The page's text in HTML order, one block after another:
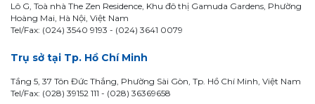
Lô G, Toà nhà The Zen Residence, Khu đô thị Gamuda Gardens, Phường
Hoàng Mai, Hà Nội, Việt Nam
Tel/Fax: (024) 3540 9193 - (024) 3641 0079
Trụ sở tại Tp. Hồ Chí Minh
Tầng 5, 37 Tôn Đức Thắng, Phường Sài Gòn, Tp. Hồ Chí Minh, Việt Nam
Tel/Fax: (028) 39152 111 - (028) 36369658